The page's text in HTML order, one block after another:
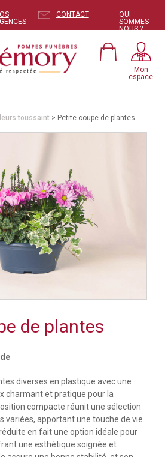
CONTACT
QUI
SOMMES-
NOUS ?
Mon
espace
toussaint > Petite coupe de plantes
de plantes
diverses en plastique avec une
charmant et pratique pour la
compacte réunit une sélection
variées, apportant une touche de vie
en fait une option idéale pour
une esthétique soignée et